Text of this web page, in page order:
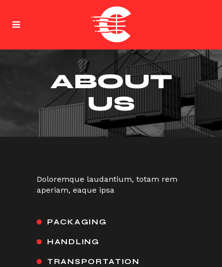
ABOUT
US
Doloremque laudantium, totam rem
aperiam, eaque ipsa
PACKAGING
HANDLING
TRANSPORTATION